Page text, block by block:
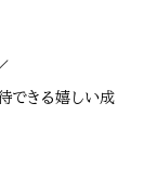
できる嬉しい成